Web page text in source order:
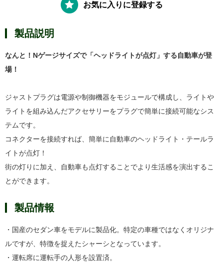
お気に入りに登録する
製品説明
なんと！Nゲージサイズで「ヘッドライトが点灯」する自動車が登
場！
ジャストプラグは電源や制御機器をモジュールで構成し、ライトや
ライトを組み込んだアクセサリーをプラグで簡単に接続可能なシス
テムです。
コネクターを接続すれば、簡単に自動車のヘッドライト・テールラ
イトが点灯！
街の灯りに加え、自動車も点灯することでより生活感を演出するこ
とができます。
製品情報
・国産のセダン車をモデルに製品化。特定の車種ではなくオリジナ
ルですが、特徴を捉えたシャーシとなっています。
・運転席に運転手の人形を設置済。